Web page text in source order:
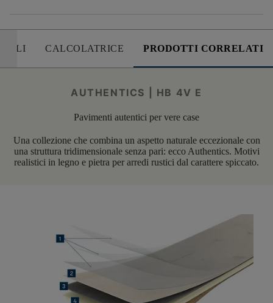
CALCOLATRICE PRODOTTI CORRELATI
AUTHENTICS | HB 4V E
Pavimenti autentici per vere case
Una collezione che combina un aspetto naturale eccezionale con
una struttura tridimensionale senza pari: ecco Authentics. Motivi
realistici in legno e pietra per arredi rustici dal carattere spiccato.